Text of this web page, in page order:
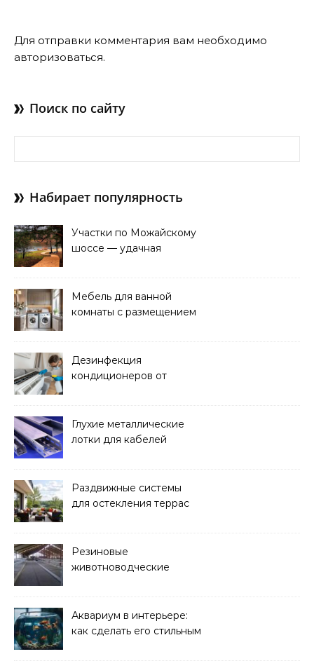
Для отправки комментария вам необходимо
авторизоваться.
Поиск по сайту
Набирает популярность
Участки по Можайскому
шоссе — удачная
Мебель для ванной
комнаты с размещением
Дезинфекция
кондиционеров от
Глухие металлические
лотки для кабелей
Раздвижные системы
для остекления террас
Резиновые
животноводческие
решать
Аквариум в интерьере:
как сделать его стильным